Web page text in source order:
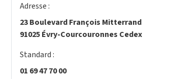
Adresse :
23 Boulevard François Mitterrand
91025 Évry-Courcouronnes Cedex
Standard :
01 69 47 70 00